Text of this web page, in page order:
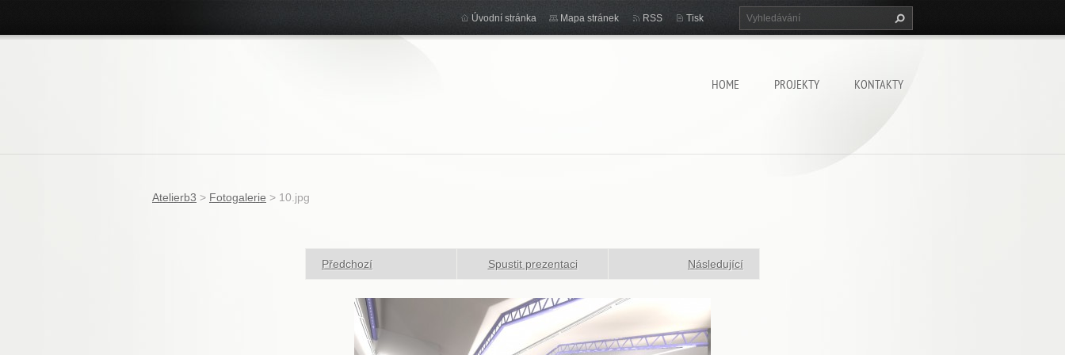
HOME PROJEKTY KONTAKTY
Úvodní stránka Mapa stránek RSS Tisk
Atelierb3 > Fotogalerie > 10.jpg
Předchozí Spustit prezentaci Následující